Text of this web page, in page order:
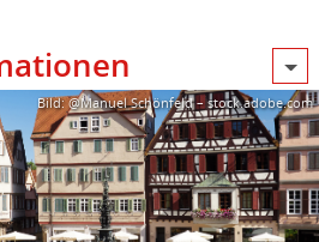
Bild: @Manuel Schönfeld – stock.adobe.com